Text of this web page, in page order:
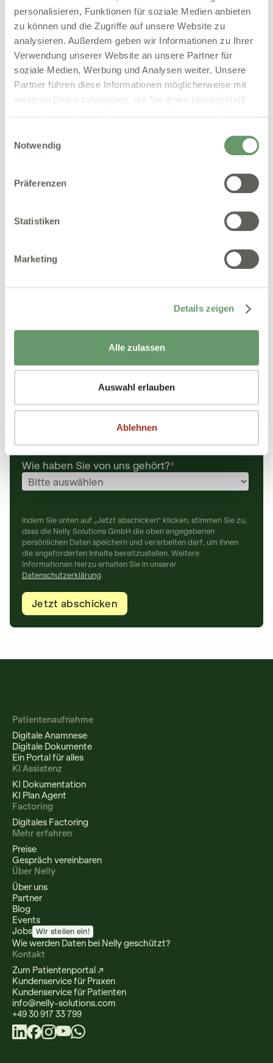
personalisieren, Funktionen für soziale Medien anbieten
zu können und die Zugriffe auf unsere Website zu
analysieren. Außerdem geben wir Informationen zu Ihrer
Verwendung unserer Website an unsere Partner für
soziale Medien, Werbung und Analysen weiter. Unsere
Partner führen diese Informationen möglicherweise mit
weiteren Daten zusammen, die Sie ihnen bereitgestellt
Notwendig
Präferenzen
Statistiken
Marketing
Details zeigen
Alle zulassen
Auswahl erlauben
Ablehnen
Mehr über Nelly
Jetzt kostenfrei unser Info-
Sheet anfordern!
Abheften oder Scannen. Setup und Updates
Ihre Position / Beruf*
Wie haben Sie von uns gehört?*
Indem Sie unten auf „Jetzt abschicken“ klicken, stimmen Sie zu,
dass die Nelly Solutions GmbH die oben angegebenen
persönlichen Daten speichern und verarbeiten darf, um Ihnen
die angeforderten Inhalte bereitzustellen. Weitere
Informationen hierzu erhalten Sie in unserer
Datenschutzerklärung.
Patientenaufnahme
Digitale Anamnese
Digitale Dokumente
Ein Portal für alles
KI Assistenz
KI Dokumentation
KI Plan Agent
Factoring
Digitales Factoring
Mehr erfahren
Preise
Gespräch vereinbaren
Über Nelly
Über uns
Partner
Blog
Events
Jobs Wir stellen ein!
Wie werden Daten bei Nelly geschützt?
Kontakt
Zum Patientenportal ↗
Kundenservice für Praxen
Kundenservice für Patienten
info@nelly-solutions.com
+49 30 917 33 799